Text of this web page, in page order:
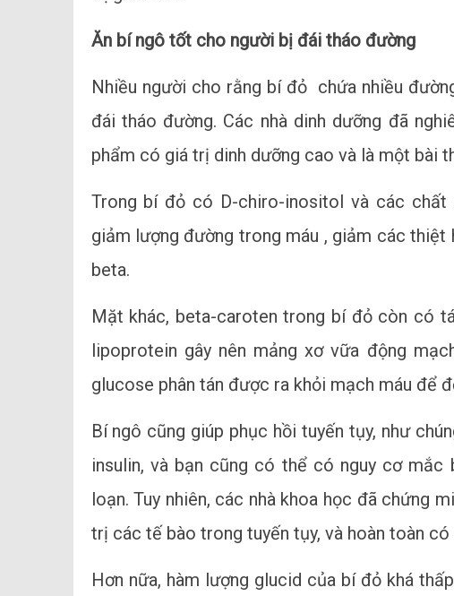
Ăn bí ngô tốt cho người bị đái tháo đường
Nhiều người cho rằng bí đỏ chứa nhiều
đái tháo đường. Các nhà dinh dưỡng đã
phẩm có giá trị dinh dưỡng cao và là một bài
Trong bí đỏ có D-chiro-inositol và các chất
giảm lượng đường trong máu , giảm các
beta.
Mặt khác, beta-caroten trong bí đỏ còn có
lipoprotein gây nên mảng xơ vữa động
glucose phân tán được ra khỏi mạch máu để
Bí ngô cũng giúp phục hồi tuyến tụy, như
insulin, và bạn cũng có thể có nguy cơ
loạn. Tuy nhiên, các nhà khoa học đã chứng
trị các tế bào trong tuyến tụy, và hoàn toàn
Hơn nữa, hàm lượng glucid của bí đỏ khá